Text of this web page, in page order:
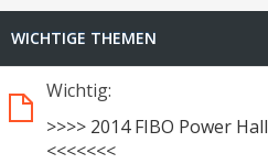
WICHTIGE THEMEN
Wichtig:
>>>> 2014 FIBO Power
<<<<<<<